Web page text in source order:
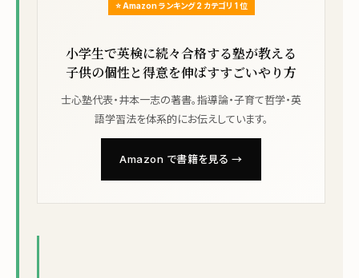
⭐ Amazon ランキング 2 カテゴリ 1 位
小学生で英検に続々合格する塾が教える
子供の個性と得意を伸ばすすごいやり方
士心塾代表・井本一志の著書。指導論・子育て哲学・英
語学習法を体系的にお伝えしています。
Amazon で書籍を見る →